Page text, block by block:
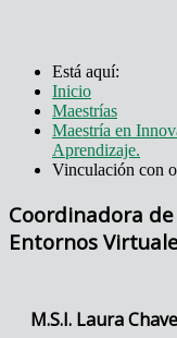
Está aquí:
Inicio
Maestrías
Maestría en
Aprendizaje.
Vinculación con
Coordinadora
Entornos
M.S.I. Laura